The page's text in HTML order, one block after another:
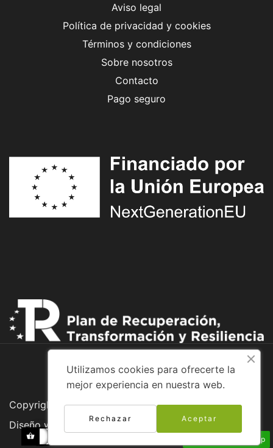
Aviso legal
Política de privacidad y cookies
Términos y condiciones
Sobre nosotros
Contacto
Pago seguro
Copyright © 2026 Adventure Bike
Diseño web:
Envíanos un Whatsapp
Utilizamos cookies para ofrecerte la
mejor experiencia en nuestra web.
Aceptar
Rechazar